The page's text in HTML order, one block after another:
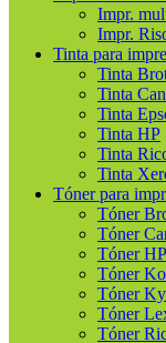
Impr.
Impr.
Tinta para
Tinta
Tinta
Tinta
Tinta HP
Tinta
Tinta
Tóner para
Tóner
Tóner
Tóner HP
Tóner
Tóner
Tóner
Tóner